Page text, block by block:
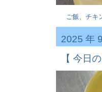
ご飯、チキ
2025 年
【 今日